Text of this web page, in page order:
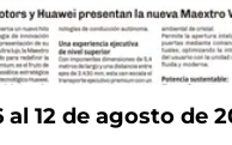
al 12 de agosto de